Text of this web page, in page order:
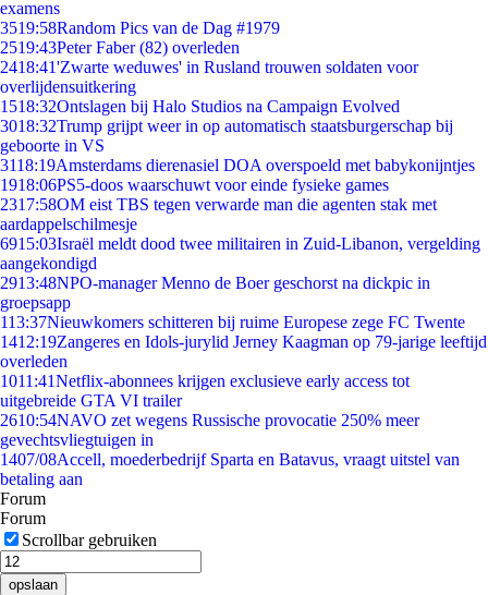
examens
3519:58Random Pics van de Dag #1979
2519:43Peter Faber (82) overleden
2418:41'Zwarte weduwes' in Rusland trouwen soldaten voor
overlijdensuitkering
1518:32Ontslagen bij Halo Studios na Campaign Evolved
3018:32Trump grijpt weer in op automatisch staatsburgerschap bij
geboorte in VS
3118:19Amsterdams dierenasiel DOA overspoeld met babykonijntjes
1918:06PS5-doos waarschuwt voor einde fysieke games
2317:58OM eist TBS tegen verwarde man die agenten stak met
aardappelschilmesje
6915:03Israël meldt dood twee militairen in Zuid-Libanon, vergelding
aangekondigd
2913:48NPO-manager Menno de Boer geschorst na dickpic in
groepsapp
113:37Nieuwkomers schitteren bij ruime Europese zege FC Twente
1412:19Zangeres en Idols-jurylid Jerney Kaagman op 79-jarige leeftijd
overleden
1011:41Netflix-abonnees krijgen exclusieve early access tot
uitgebreide GTA VI trailer
2610:54NAVO zet wegens Russische provocatie 250% meer
gevechtsvliegtuigen in
1407/08Accell, moederbedrijf Sparta en Batavus, vraagt uitstel van
betaling aan
Forum
Forum
Scrollbar gebruiken
opslaan